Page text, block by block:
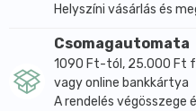
Helyszíni vásárlás és
Csomagautomata
1090 Ft-tól, 25.000 Ft
vagy online bankkártya
A rendelés végösszege